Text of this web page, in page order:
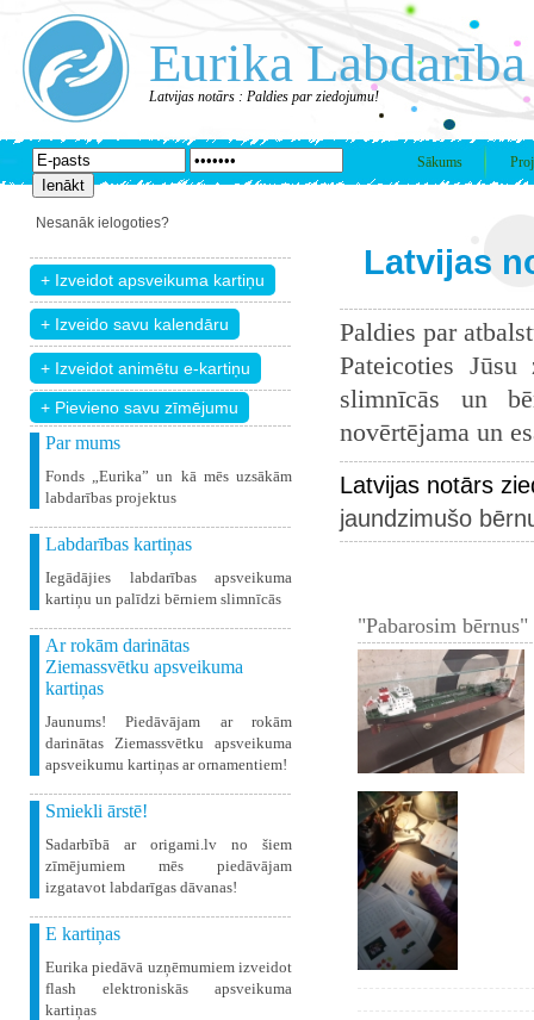
Eurika Labdarība
Latvijas notārs : Paldies par ziedojumu!
Sākums
Nesanāk ielogoties?
+ Pievieno savu zīmējumu
Par mums
Fonds „Eurika” un kā mēs uzsākām
labdarības projektus
Labdarības kartiņas
Iegādājies labdarības apsveikuma
kartiņu un palīdzi bērniem slimnīcās
Ar rokām darinātas
Ziemassvētku apsveikuma
kartiņas
Jaunums! Piedāvājam ar rokām
darinātas Ziemassvētku apsveikuma
apsveikumu kartiņas ar ornamentiem!
Smiekli ārstē!
Sadarbībā ar origami.lv no šiem
zīmējumiem mēs piedāvājam
izgatavot labdarīgas dāvanas!
E kartiņas
Eurika piedāvā uzņēmumiem izveidot
flash elektroniskās apsveikuma
kartiņas
Latvijas
Paldies par
Pateicoties
slimnīcās un
novērtējama un
Latvijas notārs
jaundzimušo
"Pabarosim